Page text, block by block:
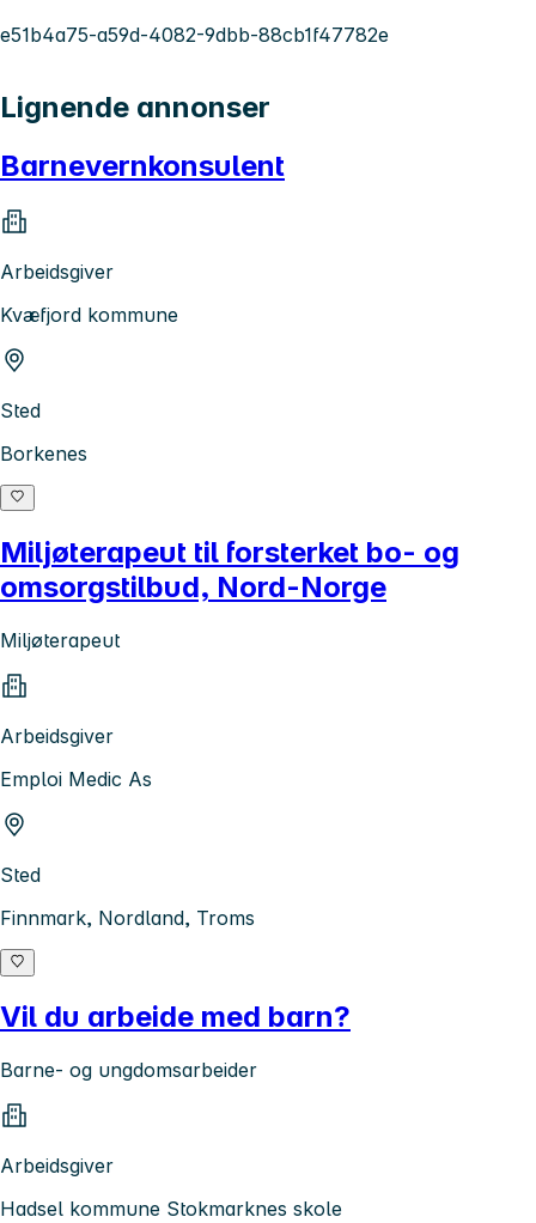
e51b4a75-a59d-4082-9dbb-88cb1f47782e
Lignende annonser
Barnevernkonsulent
Arbeidsgiver
Kvæfjord kommune
Sted
Borkenes
Miljøterapeut til forsterket bo- og
omsorgstilbud, Nord-Norge
Miljøterapeut
Arbeidsgiver
Emploi Medic As
Sted
Finnmark, Nordland, Troms
Vil du arbeide med barn?
Barne- og ungdomsarbeider
Arbeidsgiver
Hadsel kommune Stokmarknes skole